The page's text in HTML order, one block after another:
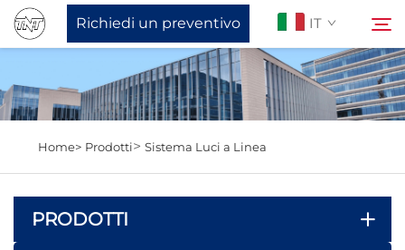
Richiedi un preventivo IT
Chi Siamo
Notizie
Home> Prodotti> Sistema Luci a Linea
PRODOTTI